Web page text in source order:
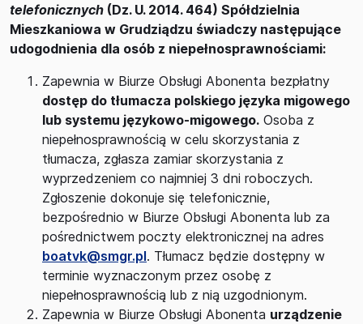
telefonicznych (Dz. U. 2014. 464) Spółdzielnia
Mieszkaniowa w Grudziądzu świadczy następujące
udogodnienia dla osób z niepełnosprawnościami:
Zapewnia w Biurze Obsługi Abonenta bezpłatny
dostęp do tłumacza polskiego języka migowego
lub systemu językowo-migowego. Osoba z
niepełnosprawnością w celu skorzystania z
tłumacza, zgłasza zamiar skorzystania z
wyprzedzeniem co najmniej 3 dni roboczych.
Zgłoszenie dokonuje się telefonicznie,
bezpośrednio w Biurze Obsługi Abonenta lub za
pośrednictwem poczty elektronicznej na adres
boatvk@smgr.pl. Tłumacz będzie dostępny w
terminie wyznaczonym przez osobę z
niepełnosprawnością lub z nią uzgodnionym.
Zapewnia w Biurze Obsługi Abonenta urządzenie